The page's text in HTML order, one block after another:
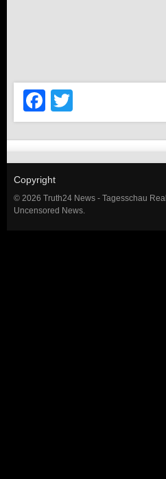
Facebook
Copyright
© 2026 Truth24 News - Tagesschau Real
Uncensored News.